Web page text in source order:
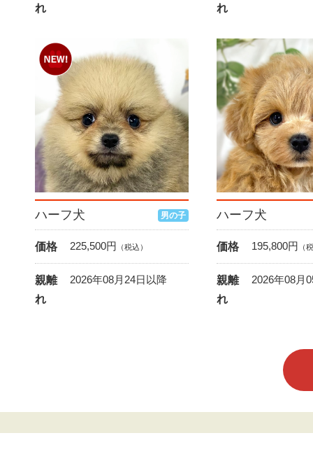
れ
れ
ハーフ犬 男の子
価格 225,500円 （税込）
親離
れ
2026年08月24日以降
ハーフ犬
価格 195,800円 （
親離
れ
2026年08月